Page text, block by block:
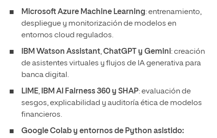
Microsoft Azure Machine Learning: entrenamiento,
despliegue y monitorización de modelos en
entornos cloud regulados.
IBM Watson Assistant,ChatGPT y Gemini: creación
de asistentes virtuales y flujos de IA generativa para
banca digital.
LIME, IBM AI Fairness 360 y SHAP: evaluación de
sesgos, explicabilidad y auditoría ética de modelos
financieros.
Google Colab y entornos de Python asistido: